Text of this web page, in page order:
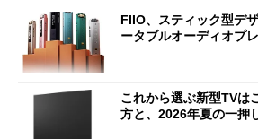
FIIO、スティック型デ
ータブルオーディオプ
これから選ぶ新型TVは
方と、2026年夏の一押